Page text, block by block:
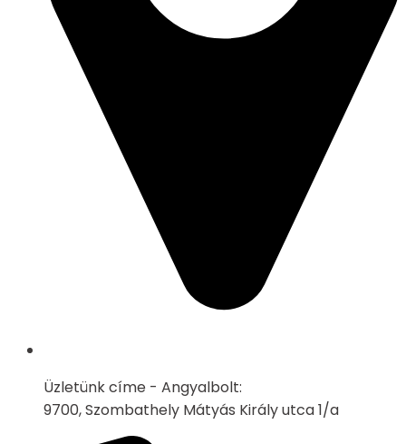
Üzletünk címe - Angyalbolt:
9700, Szombathely Mátyás Király utca 1/a